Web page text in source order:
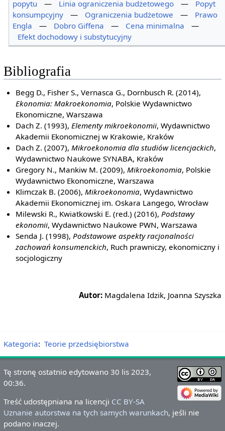
popytu
— Linia ograniczenia budżetowego —
Popyt
konsumpcyjny
— Ograniczenia budżetowe —
Prawo
Engla
— Dobro Giffena — Cena minimalna
—
Efekt dochodowy i substytucyjny
Bibliografia
Begg D., Fisher S., Vernasca G., Dornbusch R. (2014),
Ekonomia: Makroekonomia, Polskie Wydawnictwo
Ekonomiczne, Warszawa
Dach Z. (1993),Elementy mikroekonomii, Wydawnictwo
Akademii Ekonomicznej w Krakowie, Kraków
Dach Z. (2007),Mikroekonomia dla studiów licencjackich,
Wydawnictwo Naukowe SYNABA, Kraków
Gregory N., Mankiw M. (2009),Mikroekonomia, Polskie
Wydawnictwo Ekonomiczne, Warszawa
Klimczak B. (2006),Mikroekonomia, Wydawnictwo
Akademii Ekonomicznej im. Oskara Langego, Wrocław
Milewski R., Kwiatkowski E. (red.) (2016),Podstawy
ekonomii, Wydawnictwo Naukowe PWN, Warszawa
Senda J. (1998),Podstawowe aspekty racjonalności
zachowań konsumenckich, Ruch prawniczy, ekonomiczny i
socjologiczny
Autor: Magdalena Idzik, Joanna Szyszka
Kategoria: Teorie przedsiębiorstwa
Tę stronę ostatnio edytowano 30 lis 2023,
00:36.
Treść udostępniana na licencji CC BY-SA
Uznanie autorstwa na tych samych warunkach, jeśli nie
podano inaczej.